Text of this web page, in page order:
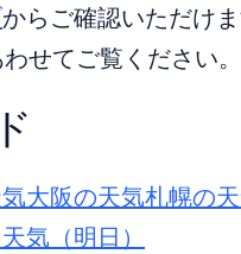
からご確認いただけ
せてご覧ください。
大阪の天気札幌の
天気（明日）